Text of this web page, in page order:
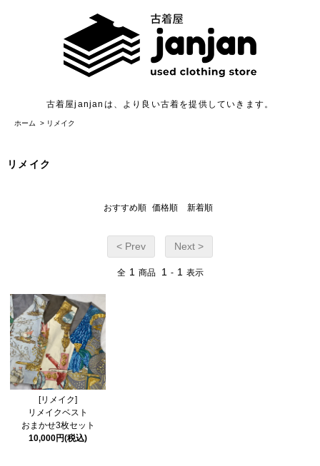
古着屋janjanは、より良い古着を提供していきます。
ホーム > リメイク
リメイク
おすすめ順 価格順 新着順
< Prev Next >
全 1 商品 1 - 1 表示
[リメイク]
リメイクベスト
おまかせ3枚セット
10,000円(税込)